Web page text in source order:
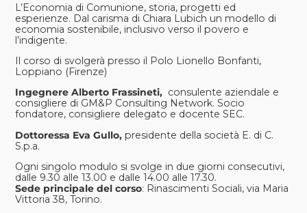
L’Economia di Comunione, storia, progetti ed
esperienze. Dal carisma di Chiara Lubich un modello di
economia sostenibile, inclusivo verso il povero e
l’indigente.
Il corso di svolgerà presso il Polo Lionello Bonfanti,
Loppiano (Firenze)
Ingegnere Alberto Frassineti, consulente aziendale e
consigliere di GM&P Consulting Network. Socio
fondatore, consigliere delegato e docente SEC.
Dottoressa Eva Gullo, presidente della società E. di C.
S.p.a.
Ogni singolo modulo si svolge in due giorni consecutivi,
dalle 9.30 alle 13.00 e dalle 14.00 alle 17.30.
Sede principale del corso: Rinascimenti Sociali, via Maria
Vittoria 38, Torino.